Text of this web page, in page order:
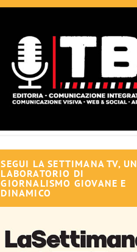
SEGUI LA SETTIMANA TV, UN
LABORATORIO DI
GIORNALISMO GIOVANE E
DINAMICO